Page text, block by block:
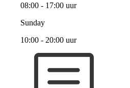
08:00 - 17:00 uur
Sunday
10:00 - 20:00 uur